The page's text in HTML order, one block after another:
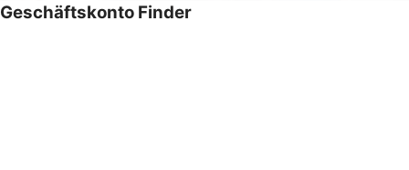
Geschäftskonto Finder